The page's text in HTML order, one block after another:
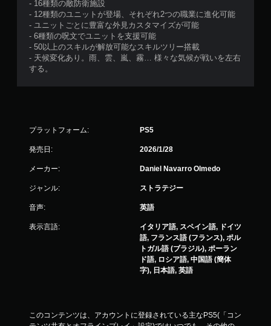
- 16種類の敵防衛施設
- 12種類のユニットが登場、それぞれ2つの職業に進化可能
- ユニットごとに豊富な外見カスタマイズが可能
- 6種類の呪文でユニットを支援可能
- 50以上のスキルが解放可能なスキルツリー搭載
- 天候変化あり。雨、雲、嵐、霧… 様々な気候が戦いを左右
する。
プラットフォーム: PS5
発売日: 2026/1/28
メーカー: Daniel Navarro Olmedo
ジャンル: ストラテジー
音声: 英語
表示言語:
イタリア語, スペイン語, ドイツ
語, フランス語 (フランス), ポル
トガル語 (ブラジル), ポーラン
ド語, ロシア語, 中国語 (簡体
字), 日本語, 英語
このコンテンツは、アカウントに登録されている主なPS5(「コン